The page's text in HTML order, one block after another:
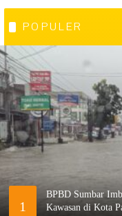
POPULER
1
BPBD Sumbar
Kawasan di Kota